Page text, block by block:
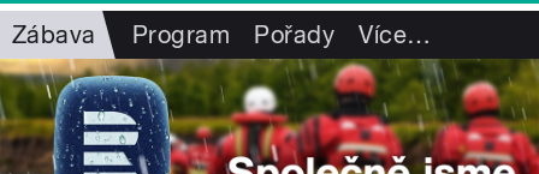
Zábava Program Pořady Více…